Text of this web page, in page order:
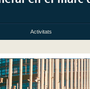
Activitats